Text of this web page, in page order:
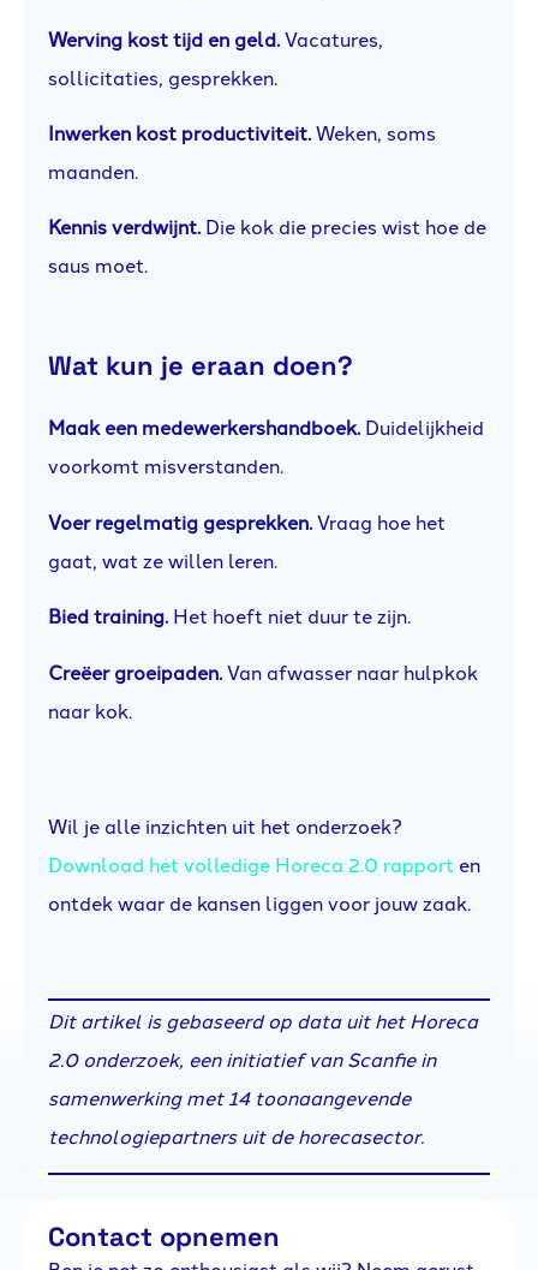
Werving kost tijd en geld.Vacatures,
sollicitaties, gesprekken.
Inwerken kost productiviteit.Weken, soms
maanden.
Kennis verdwijnt. Die kok die precies wist hoe de
saus moet.
Wat kun je eraan doen?
Maak een medewerkershandboek. Duidelijkheid
voorkomt misverstanden.
Voer regelmatig gesprekken.Vraag hoe het
gaat, wat ze willen leren.
Bied training. Het hoeft niet duur te zijn.
Creëer groeipaden.Van afwasser naar hulpkok
naar kok.
Wil je alle inzichten uit het onderzoek?
Download het volledige Horeca 2.0 rapport en
ontdek waar de kansen liggen voor jouw zaak.
Dit artikel is gebaseerd op data uit het Horeca
2.0 onderzoek, een initiatief van Scanfie in
samenwerking met 14 toonaangevende
technologiepartners uit de horecasector.
Contact opnemen